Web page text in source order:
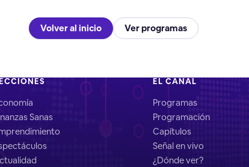
Volver al inicio Ver programas
Sanas
EL CANAL
Programas
Programación
Capítulos
Señal en vivo
¿Dónde ver?